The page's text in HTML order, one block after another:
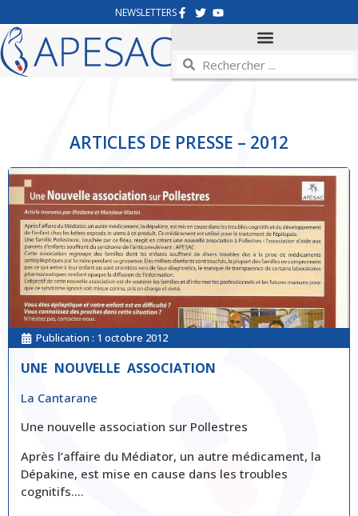
NEWSLETTERS
ARTICLES DE PRESSE – 2012
Publication : 1 octobre 2012
UNE NOUVELLE ASSOCIATION
La Cantarane
Une nouvelle association sur Pollestres
Après l’affaire du Médiator, un autre médicament, la
Dépakine, est mise en cause dans les troubles
cognitifs….